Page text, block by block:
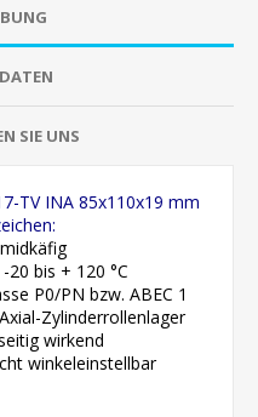
SIE UNS
TV INA 85x110x19 mm
20 bis + 120 °C
P0/PN bzw. ABEC 1
Zylinderrollenlager
wirkend
winkeleinstellbar